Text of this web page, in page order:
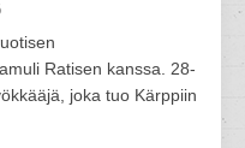
Ratisen kanssa. 28-
joka tuo Kärppiin